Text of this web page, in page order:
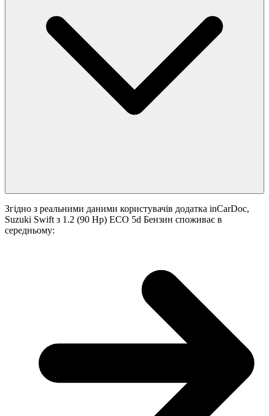
Згідно з реальними даними користувачів додатка inCarDoc,
Suzuki Swift з 1.2 (90 Hp) ECO 5d Бензин споживає в
середньому: